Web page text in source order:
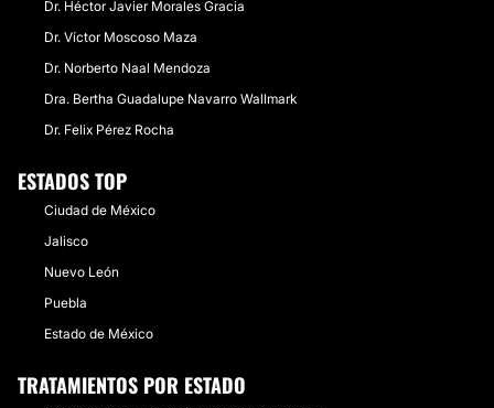
Dr. Héctor Javier Morales Gracia
Dr. Víctor Moscoso Maza
Dr. Norberto Naal Mendoza
Dra. Bertha Guadalupe Navarro Wallmark
Dr. Felix Pérez Rocha
ESTADOS TOP
Ciudad de México
Jalisco
Nuevo León
Puebla
Estado de México
TRATAMIENTOS POR ESTADO